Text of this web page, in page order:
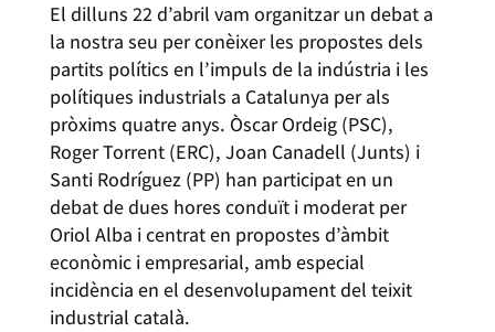
El dilluns 22 d’abril vam organitzar un debat a
la nostra seu per conèixer les propostes dels
partits polítics en l’impuls de la indústria i les
polítiques industrials a Catalunya per als
pròxims quatre anys. Òscar Ordeig (PSC),
Roger Torrent (ERC), Joan Canadell (Junts) i
Santi Rodríguez (PP) han participat en un
debat de dues hores conduït i moderat per
Oriol Alba i centrat en propostes d’àmbit
econòmic i empresarial, amb especial
incidència en el desenvolupament del teixit
industrial català.